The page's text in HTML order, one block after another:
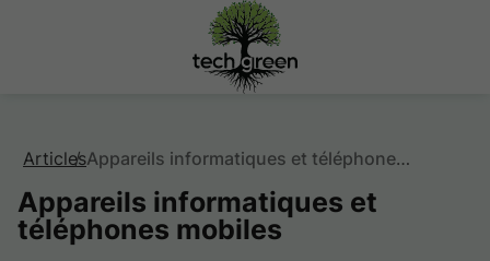
Articles Appareils informatiques et téléphones mobiles
Appareils informatiques et
téléphones mobiles